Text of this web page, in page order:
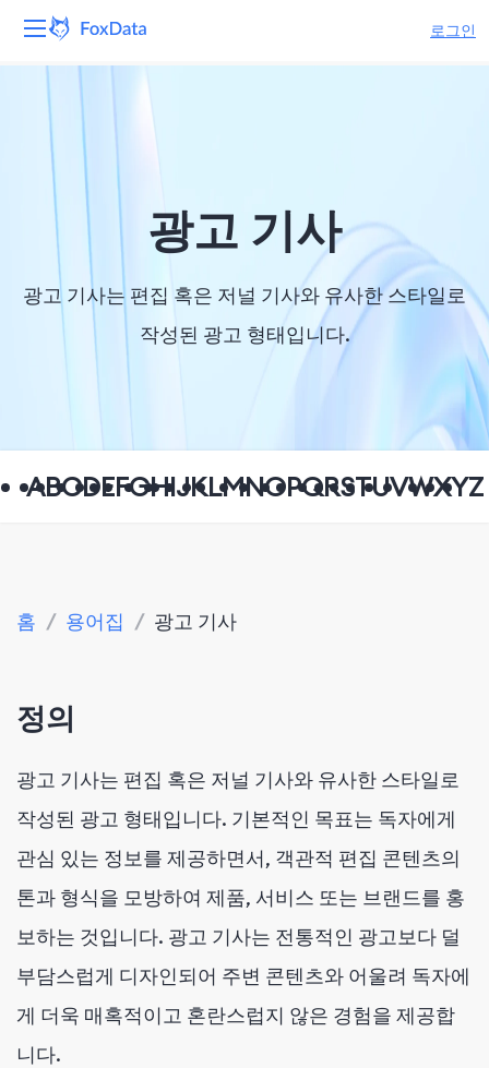
로그인
제품
솔루션 광고 기사
광고 기사는 편집 혹은 저널 기사와 유사한 스타일로
작성된 광고 형태입니다.
ABCDEFGHIJKLMNOPQRSTUVWXYZ
홈 / 용어집 / 광고 기사
정의
광고 기사는 편집 혹은 저널 기사와 유사한 스타일로
작성된 광고 형태입니다. 기본적인 목표는 독자에게
관심 있는 정보를 제공하면서, 객관적 편집 콘텐츠의
톤과 형식을 모방하여 제품, 서비스 또는 브랜드를 홍
보하는 것입니다. 광고 기사는 전통적인 광고보다 덜
부담스럽게 디자인되어 주변 콘텐츠와 어울려 독자에
게 더욱 매혹적이고 혼란스럽지 않은 경험을 제공합
니다.